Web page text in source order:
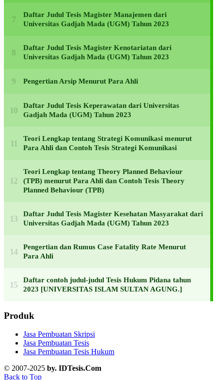
Daftar Judul Tesis Magister Manajemen dari
Universitas Gadjah Mada (UGM) Tahun 2023
Daftar Judul Tesis Magister Kenotariatan dari
Universitas Gadjah Mada (UGM) Tahun 2023
Pengertian Arsip Menurut Para Ahli
Daftar Judul Tesis Keperawatan dari Universitas
Gadjah Mada (UGM) Tahun 2023
Teori Lengkap tentang Strategi Komunikasi menurut
Para Ahli dan Contoh Tesis Strategi Komunikasi
Teori Lengkap tentang Theory Planned Behaviour
(TPB) menurut Para Ahli dan Contoh Tesis Theory
Planned Behaviour (TPB)
Daftar Judul Tesis Magister Kesehatan Masyarakat dari
Universitas Gadjah Mada (UGM) Tahun 2023
Pengertian dan Rumus Case Fatality Rate Menurut
Para Ahli
Daftar contoh judul-judul Tesis Hukum Pidana tahun
2023 [UNIVERSITAS ISLAM SULTAN AGUNG.]
Produk
Jasa Pembuatan Skripsi
Jasa Pembuatan Tesis
Jasa Pembuatan Tesis Hukum
© 2007-2025 by. IDTesis.Com
Back to Top